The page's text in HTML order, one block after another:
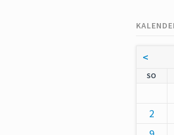
<
SO
2